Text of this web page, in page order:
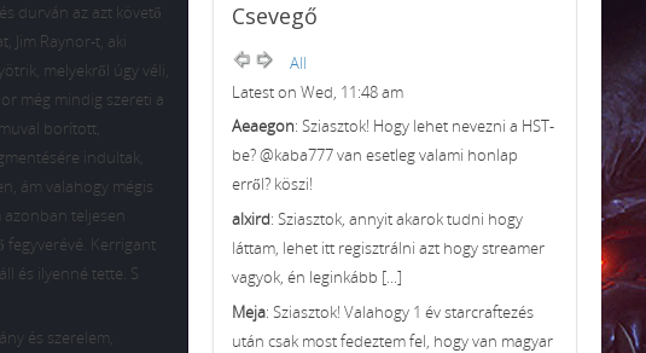
durván az azt követő
Jim Raynor-t, aki
melyekről úgy véli,
még mindig szereti a
borított,
indultak,
ám valahogy mégis
azonban teljesen
fegyverévé. Kerrigant
és ilyenné tette. S
és szerelem,
Csevegő
All
Latest on Wed, 11:48 am
Aeaegon: Sziasztok! Hogy lehet nevezni a HST-
be? @kaba777 van esetleg valami honlap
erről? köszi!
alxird: Sziasztok, annyit akarok tudni hogy
láttam, lehet itt regisztrálni azt hogy streamer
vagyok, én leginkább [...]
Meja: Sziasztok! Valahogy 1 év starcraftezés
után csak most fedeztem fel, hogy van magyar